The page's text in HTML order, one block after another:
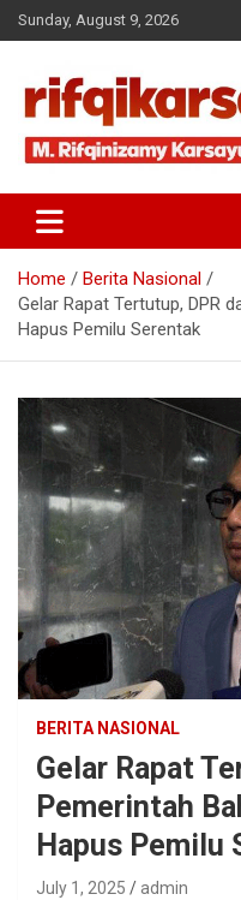
Sunday, August 9, 2026
RIFQI
Home
Berita Nasional
Gelar Rapat Tertutup, DPR
Hapus Pemilu Serentak
BERITA NASIONAL
Gelar Rapat
Pemerintah
Hapus Pemilu
July 1, 2025 admin